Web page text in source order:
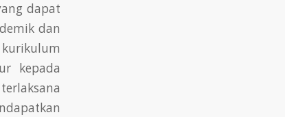
dapat
dan
kepada